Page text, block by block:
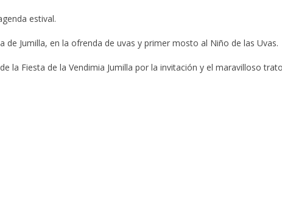
estival.
de Jumilla, en la ofrenda de uvas y primer mosto al Niño de las Uvas.
la Fiesta de la Vendimia Jumilla por la invitación y el maravilloso